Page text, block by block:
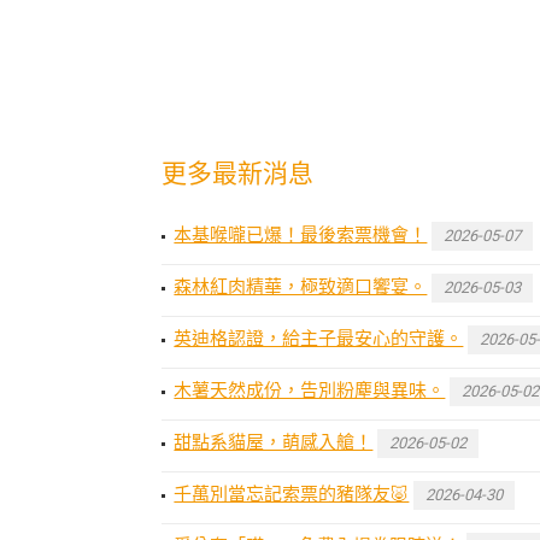
更多最新消息
本基喉嚨已爆！最後索票機會！ 2026-05-07
森林紅肉精華，極致適口饗宴。 2026-05-03
英迪格認證，給主子最安心的守護。 2026-
木薯天然成份，告別粉塵與異味。 2026-05-02
甜點系貓屋，萌感入艙！ 2026-05-02
千萬別當忘記索票的豬隊友🐷 2026-04-30